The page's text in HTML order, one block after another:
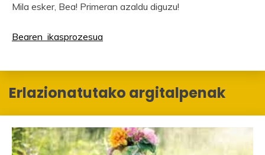
Mila esker, Bea! Primeran azaldu diguzu!
Bearen ikasprozesua
Erlazionatutako argitalpenak